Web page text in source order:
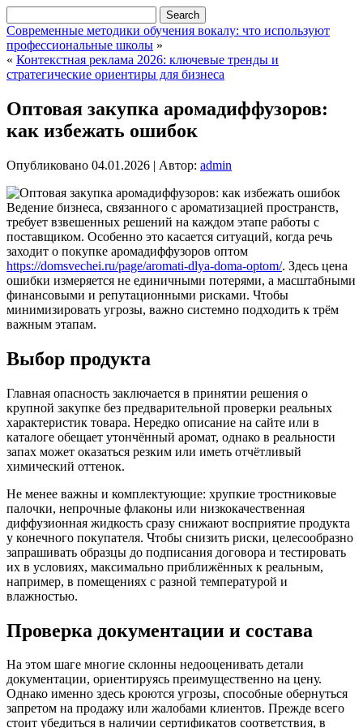
Современные методики обучения вокалу: что используют
профессиональные школы »
« Контекстная реклама 2026: ключевые тренды и
стратегические ориентиры для бизнеса
Оптовая закупка аромадиффузоров:
как избежать ошибок
Опубликовано 04.01.2026 | Автор: admin
Ведение бизнеса, связанного с ароматизацией пространств,
требует взвешенных решений на каждом этапе работы с
поставщиком. Особенно это касается ситуаций, когда речь
заходит о покупке аромадиффузоров оптом
https://domsvechei.ru/page/aromati-dlya-doma-optom/. Здесь цена
ошибки измеряется не единичными потерями, а масштабными
финансовыми и репутационными рисками. Чтобы
минимизировать угрозы, важно системно подходить к трём
важным этапам.
Выбор продукта
Главная опасность заключается в принятии решения о
крупной закупке без предварительной проверки реальных
характеристик товара. Нередко описание на сайте или в
каталоге обещает утончённый аромат, однако в реальности
запах может оказаться резким или иметь отчётливый
химический оттенок.
Не менее важны и комплектующие: хрупкие тростниковые
палочки, непрочные флаконы или низкокачественная
диффузионная жидкость сразу снижают восприятие продукта
у конечного покупателя. Чтобы снизить риски, целесообразно
запрашивать образцы до подписания договора и тестировать
их в условиях, максимально приближённых к реальным,
например, в помещениях с разной температурой и
влажностью.
Проверка документации и состава
На этом шаге многие склонны недооценивать детали
документации, ориентируясь преимущественно на цену.
Однако именно здесь кроются угрозы, способные обернуться
запретом на продажу или жалобами клиентов. Прежде всего
стоит убедиться в наличии сертификатов соответствия, в